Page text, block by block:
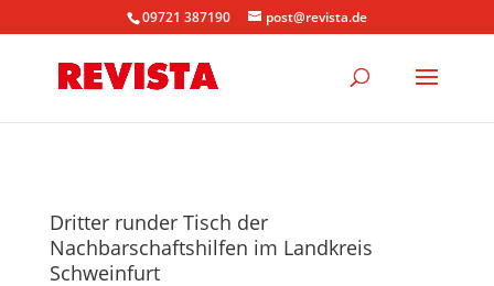
09721 387190 post@revista.de
Dritter runder Tisch der
Nachbarschaftshilfen im Landkreis
Schweinfurt